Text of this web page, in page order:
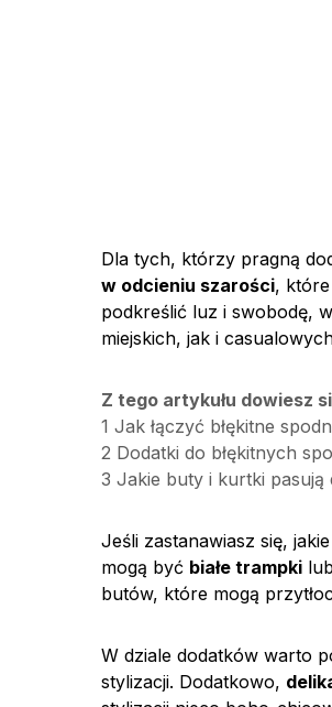
Dla tych, którzy pragną
w odcieniu szarości,
podkreślić luz i swobodę,
miejskich, jak i
Z tego artykułu dowiesz
1 Jak łączyć błękitne
2 Dodatki do błękitnych
3 Jakie buty i kurtki pasują
Jeśli zastanawiasz się,
mogą być białe trampki
butów, które mogą
W dziale dodatków warto
stylizacji. Dodatkowo,